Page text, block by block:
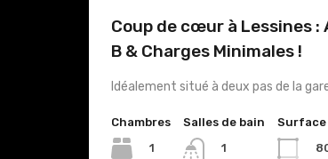
Coup de cœur à Lessines
B & Charges Minimales !
Idéalement situé à deux pas de la
Chambres
1
Salles de bain
1
Surface